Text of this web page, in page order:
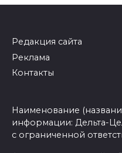
Редакция сайта
Реклама
Контакты
Наименование
информации: Дельта-
с ограниченной